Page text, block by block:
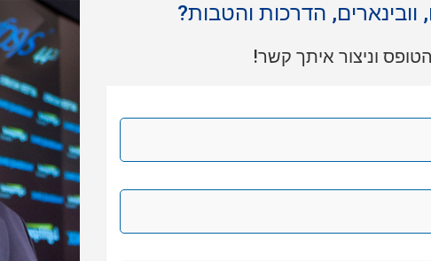
וובינארים, הדרכות והטבות?
וניצור איתך קשר!